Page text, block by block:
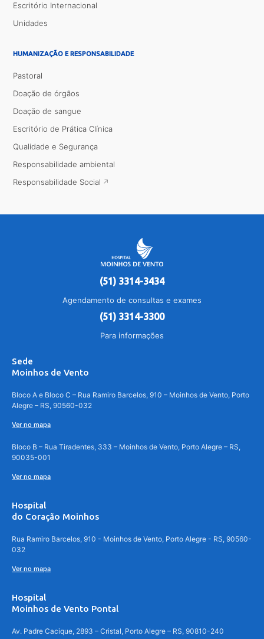
Escritório Internacional
Unidades
HUMANIZAÇÃO E RESPONSABILIDADE
Pastoral
Doação de órgãos
Doação de sangue
Escritório de Prática Clínica
Qualidade e Segurança
Responsabilidade ambiental
Responsabilidade Social
(51) 3314-3434
Agendamento de consultas e exames
(51) 3314-3300
Para informações
Sede
Moinhos de Vento
Bloco A e Bloco C – Rua Ramiro Barcelos, 910 – Moinhos de Vento, Porto
Alegre – RS, 90560-032
Ver no mapa
Bloco B – Rua Tiradentes, 333 – Moinhos de Vento, Porto Alegre – RS,
90035-001
Ver no mapa
Hospital
do Coração Moinhos
Rua Ramiro Barcelos, 910 - Moinhos de Vento, Porto Alegre - RS, 90560-
032
Ver no mapa
Hospital
Moinhos de Vento Pontal
Av. Padre Cacique, 2893 – Cristal, Porto Alegre – RS, 90810-240